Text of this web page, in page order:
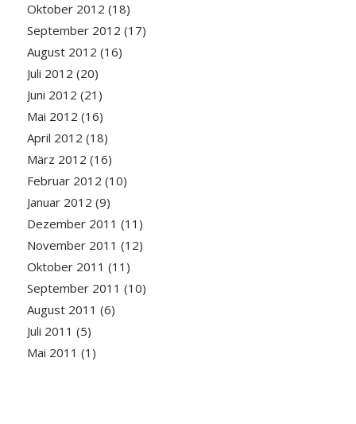
Oktober 2012 (18)
September 2012 (17)
August 2012 (16)
Juli 2012 (20)
Juni 2012 (21)
Mai 2012 (16)
April 2012 (18)
März 2012 (16)
Februar 2012 (10)
Januar 2012 (9)
Dezember 2011 (11)
November 2011 (12)
Oktober 2011 (11)
September 2011 (10)
August 2011 (6)
Juli 2011 (5)
Mai 2011 (1)